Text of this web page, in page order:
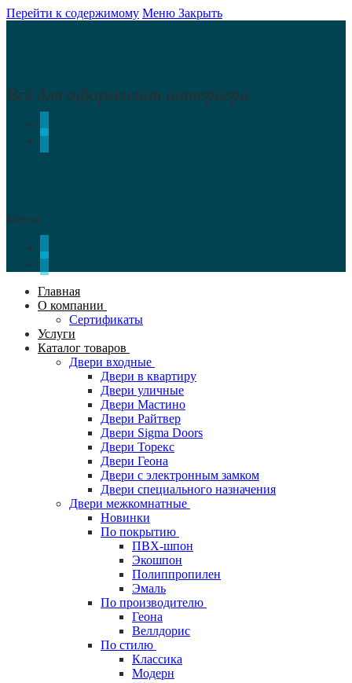
Перейти к содержимому Меню Закрыть
Всё для оформления интерьера
Меню
Главная
О компании
Сертификаты
Услуги
Каталог товаров
Двери входные
Двери в квартиру
Двери уличные
Двери Мастино
Двери Райтвер
Двери Sigma Doors
Двери Торекс
Двери Геона
Двери с электронным замком
Двери специального назначения
Двери межкомнатные
Новинки
По покрытию
ПВХ-шпон
Экошпон
Полиппропилен
Эмаль
По производителю
Геона
Веллдорис
По стилю
Классика
Модерн